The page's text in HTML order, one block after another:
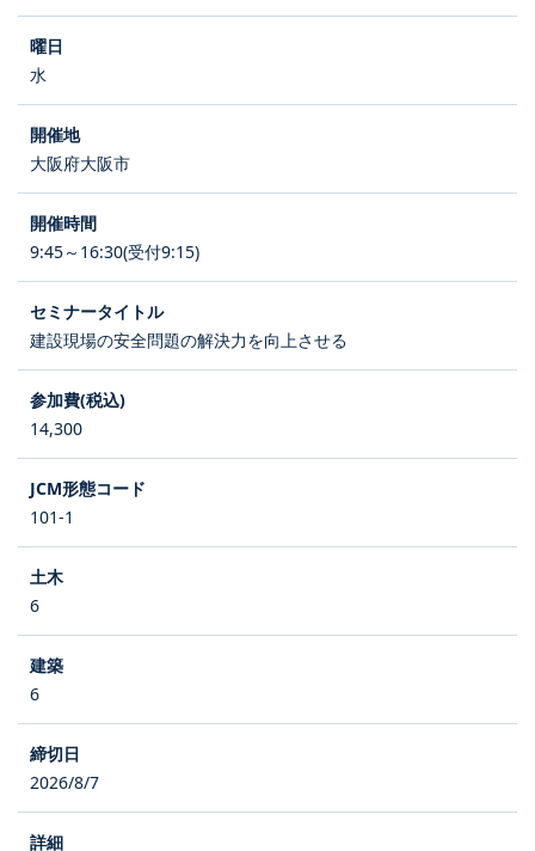
水
大阪府大阪市
9:45～16:30(受付9:15)
建設現場の安全問題の解決力を向上させる
14,300
101-1
6
6
2026/8/7